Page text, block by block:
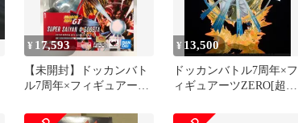
¥ 17,593
【未開封】ドッカンバト
ル7周年×フィギュアーツ
サイヤ人4ゴジータ -究極
¥ 13,500
ドッカンバトル7周年×フ
ィギュアーツZERO[超激
ジ…